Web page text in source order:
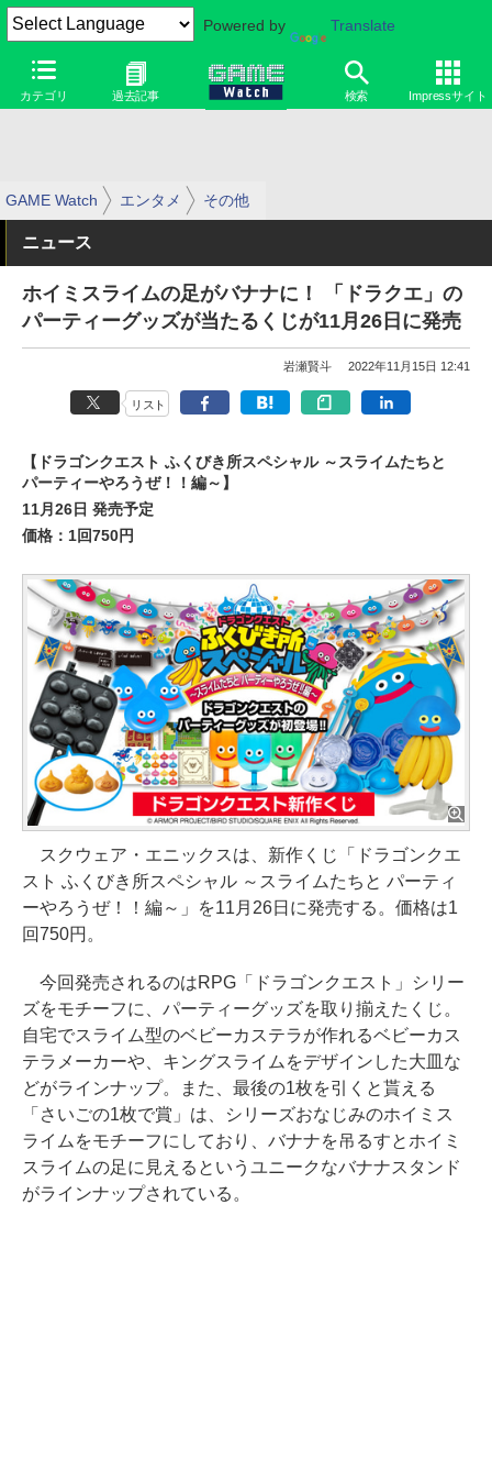
Powered by Translate
カテゴリ 過去記事 検索 Impressサイト
GAME Watch エンタメ その他
ニュース
ホイミスライムの足がバナナに！ 「ドラクエ」の
パーティーグッズが当たるくじが11月26日に発売
岩瀬賢斗 2022年11月15日 12:41
リスト
【ドラゴンクエスト ふくびき所スペシャル ～スライムたちと
パーティーやろうぜ！！編～】
11月26日 発売予定
価格：1回750円
スクウェア・エニックスは、新作くじ「ドラゴンクエ
スト ふくびき所スペシャル ～スライムたちと パーティ
ーやろうぜ！！編～」を11月26日に発売する。価格は1
回750円。
今回発売されるのはRPG「ドラゴンクエスト」シリー
ズをモチーフに、パーティーグッズを取り揃えたくじ。
自宅でスライム型のベビーカステラが作れるベビーカス
テラメーカーや、キングスライムをデザインした大皿な
どがラインナップ。また、最後の1枚を引くと貰える
「さいごの1枚で賞」は、シリーズおなじみのホイミス
ライムをモチーフにしており、バナナを吊るすとホイミ
スライムの足に見えるというユニークなバナナスタンド
がラインナップされている。